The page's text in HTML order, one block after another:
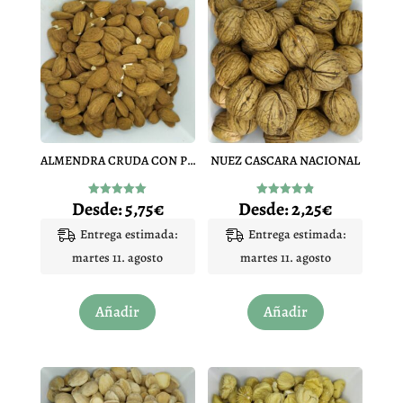
ALMENDRA CRUDA CON PIEL
Valorado
con
de 5
Desde:5,75€
Entrega estimada:
martes 11. agosto
Añadir
producto
variantes.
NUEZ CASCARA NACIONAL
Valorado
con
de 5
Desde:2,25€
Entrega estimada:
martes 11. agosto
Añadir
producto
variantes.